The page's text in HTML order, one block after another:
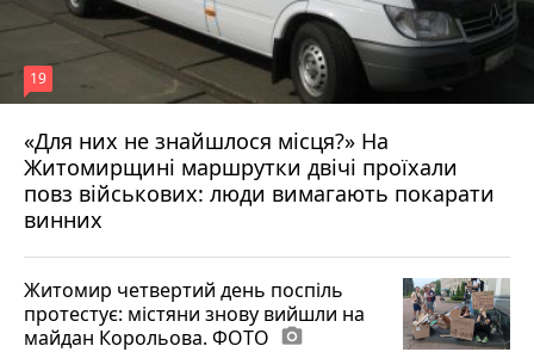
«Для них не знайшлося місця?» На
Житомирщині маршрутки двічі проїхали
повз військових: люди вимагають покарати
винних
19
17 липня 2026 р.
Житомир четвертий день поспіль
протестує: містяни знову вийшли на
майдан Корольова. ФОТО photo_camera